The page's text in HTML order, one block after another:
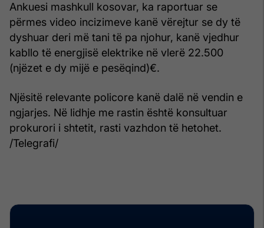
Ankuesi mashkull kosovar, ka raportuar se
përmes video incizimeve kanë vërejtur se dy të
dyshuar deri më tani të pa njohur, kanë vjedhur
kabllo të energjisë elektrike në vlerë 22.500
(njëzet e dy mijë e pesëqind)€.
Njësitë relevante policore kanë dalë në vendin e
ngjarjes. Në lidhje me rastin është konsultuar
prokurori i shtetit, rasti vazhdon të hetohet.
/Telegrafi/